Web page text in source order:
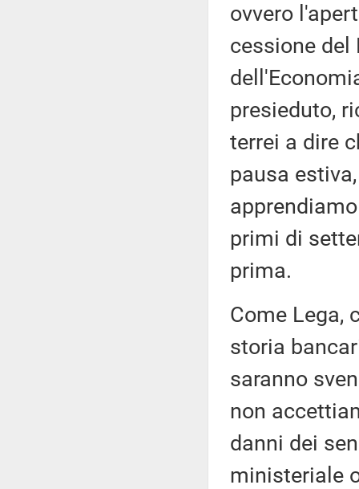
ovvero
cessione
presieduto,
terrei a dire
pausa
primi di
prima.
Come Lega,
storia
saranno
non
danni dei
ministeriale